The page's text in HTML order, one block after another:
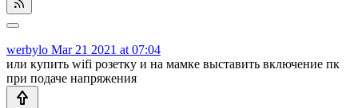
werbylo Mar 21 2021 at 07:04
или купить wifi розетку и на мамке выставить включение пк
при подаче напряжения